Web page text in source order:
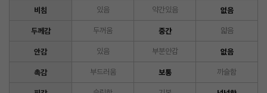
비침 있음 약간있음 없음
두께감 두꺼움 중간 얇음
안감 있음 부분안감 없음
촉감 부드러움 보통 까슬함